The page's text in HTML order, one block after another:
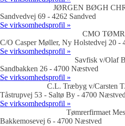
JØRGEN BØGH
Sandvedvej 69 - 4262 Sandved
Se virksomhedsprofil »
CMO
C/O Casper Møller, Ny Holstedvej 20 -
Se virksomhedsprofil »
Savfisk v/Olaf
Sandbakken 26 - 4700 Næstved
Se virksomhedsprofil »
C.L. Træbyg v/Carsten
Tåstrupvej 53 - Saltø By - 4700 Næstved
Se virksomhedsprofil »
Tømrerfirmaet
Bakkemosevej 6 - 4700 Næstved